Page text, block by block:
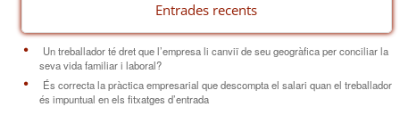
Entrades recents
Un treballador té dret que l’empresa li canviï de seu geogràfica per conciliar la
seva vida familiar i laboral?
És correcta la pràctica empresarial que descompta el salari quan el treballador
és impuntual en els fitxatges d’entrada